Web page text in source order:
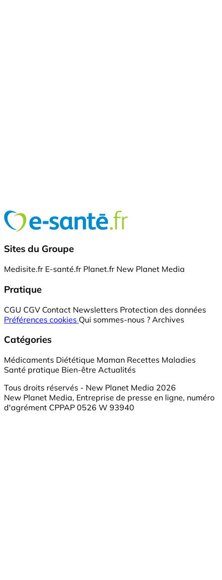
Sites du Groupe
Medisite.fr E-santé.fr Planet.fr New Planet Media
Pratique
CGU CGV Contact Newsletters Protection des données
Préférences cookies Qui sommes-nous ? Archives
Catégories
Médicaments Diététique Maman Recettes Maladies
Santé pratique Bien-être Actualités
Tous droits réservés - New Planet Media 2026
New Planet Media, Entreprise de presse en ligne, numéro
d'agrément CPPAP 0526 W 93940